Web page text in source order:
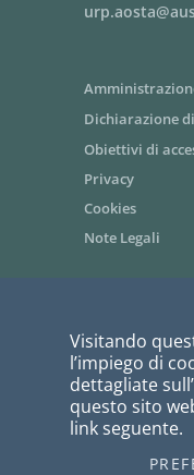
Dichiarazione
Obiettivi di
Privacy
Cookies
Note Legali
Siti tematici -
Informazioni
Bandi di gara
PagoPA
Visitando
l’impiego di
dettagliate
questo sito
link seguente.